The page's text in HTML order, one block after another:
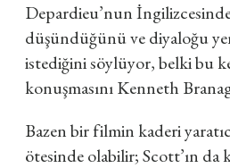
Depardieu’nun
düşündüğünü ve diyaloğu
istediğini söylüyor, belki bu
konuşmasını Kenneth
Bazen bir filmin kaderi
ötesinde olabilir; Scott’ın da